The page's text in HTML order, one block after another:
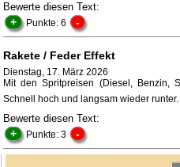
Bewerte diesen Text:
+ Punkte: 6 -
Rakete / Feder Effekt
Dienstag, 17. März 2026
Mit den Spritpreisen (Diesel, Benzin,
Schnell hoch und langsam wieder runter.
Bewerte diesen Text:
+ Punkte: 3 -